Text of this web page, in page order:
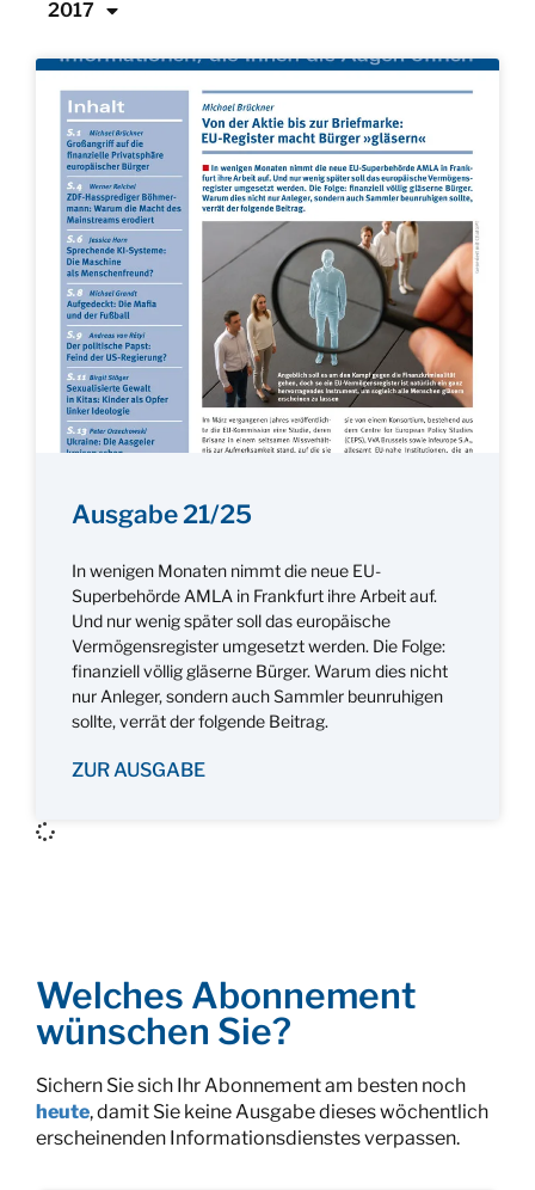
2017
Ausgabe 21/25
In wenigen Monaten nimmt die neue EU-
Superbehörde AMLA in Frankfurt ihre Arbeit auf.
Und nur wenig später soll das europäische
Vermögensregister umgesetzt werden. Die Folge:
finanziell völlig gläserne Bürger. Warum dies nicht
nur Anleger, sondern auch Sammler beunruhigen
sollte, verrät der folgende Beitrag.
ZUR AUSGABE
Welches Abonnement
wünschen Sie?
Sichern Sie sich Ihr Abonnement am besten noch
heute, damit Sie keine Ausgabe dieses wöchentlich
erscheinenden Informationsdienstes verpassen.